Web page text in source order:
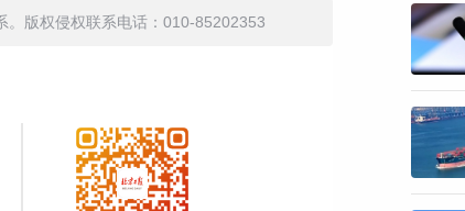
。版权侵权联系电话：010-85202353